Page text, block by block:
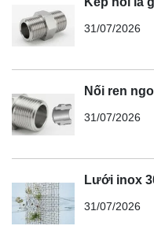
31/07/2026
Nối ren
31/07/2026
Lưới inox
31/07/2026